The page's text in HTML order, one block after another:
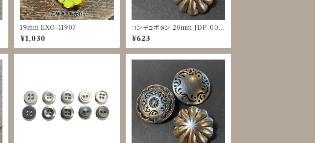
19mm EXO-11907
¥1,030
コンチョボタン 20mm JDP-001
6
¥623